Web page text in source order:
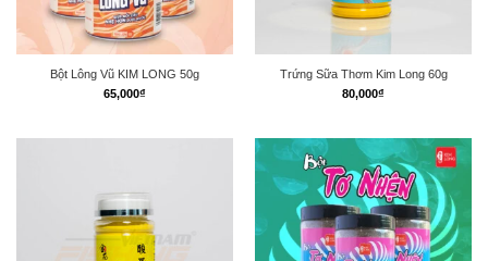
Bột Lông Vũ KIM LONG 50g
65,000₫
Trứng Sữa Thơm Kim Long 60g
80,000₫